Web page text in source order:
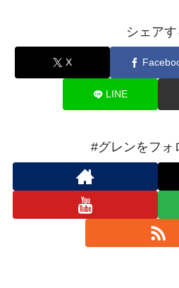
シェアす
X
LINE
#グレンをフォ